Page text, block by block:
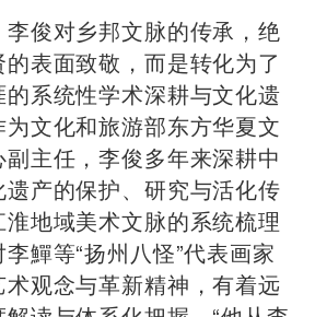
俊对乡邦文脉的传承，绝
表面致敬，而是转化为了
系统性学术深耕与文化遗
文化和旅游部东方华夏文
主任，李俊多年来深耕中
产的保护、研究与活化传
地域美术文脉的系统梳理
鱓等“扬州八怪”代表画家
观念与革新精神，有着远